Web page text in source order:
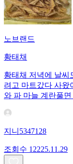
노브랜드
황태채
황태채 저녁에 날씨
려고 마트갔다 사왔
와 파 마늘 계란풀
지니5347128
조회수 12225.11.29